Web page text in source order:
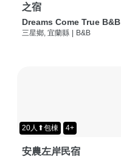
之宿
Dreams Come True B&B
三星鄉, 宜蘭縣 | B&B
20人⬆包棟 4+
安農左岸民宿